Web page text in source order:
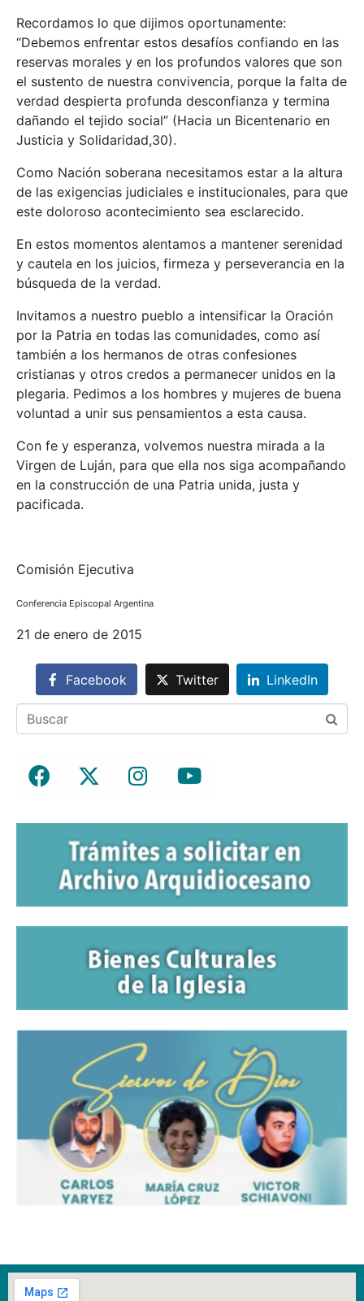
Recordamos lo que dijimos oportunamente:
“Debemos enfrentar estos desafíos confiando en las
reservas morales y en los profundos valores que son
el sustento de nuestra convivencia, porque la falta de
verdad despierta profunda desconfianza y termina
dañando el tejido social” (Hacia un Bicentenario en
Justicia y Solidaridad,30).
Como Nación soberana necesitamos estar a la altura
de las exigencias judiciales e institucionales, para que
este doloroso acontecimiento sea esclarecido.
En estos momentos alentamos a mantener serenidad
y cautela en los juicios, firmeza y perseverancia en la
búsqueda de la verdad.
Invitamos a nuestro pueblo a intensificar la Oración
por la Patria en todas las comunidades, como así
también a los hermanos de otras confesiones
cristianas y otros credos a permanecer unidos en la
plegaria. Pedimos a los hombres y mujeres de buena
voluntad a unir sus pensamientos a esta causa.
Con fe y esperanza, volvemos nuestra mirada a la
Virgen de Luján, para que ella nos siga acompañando
en la construcción de una Patria unida, justa y
pacificada.
Comisión Ejecutiva
Conferencia Episcopal Argentina
21 de enero de 2015
Facebook Twitter LinkedIn